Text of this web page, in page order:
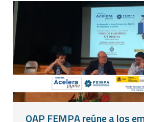
OAP FEMPA reúne a los